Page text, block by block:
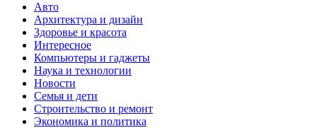
Авто
Архитектура и дизайн
Здоровье и красота
Интересное
Компьютеры и гаджеты
Наука и технологии
Новости
Семья и дети
Строительство и ремонт
Экономика и политика